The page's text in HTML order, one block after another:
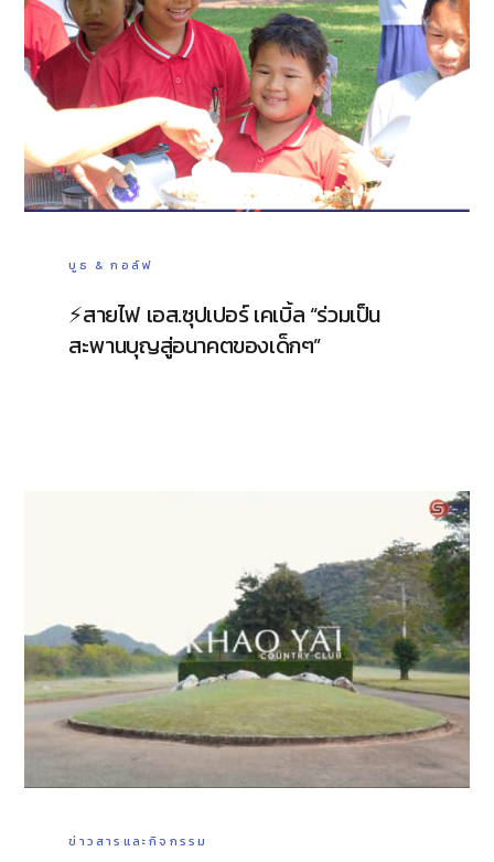
บูธ & กอล์ฟ
⚡️สายไฟ เอส.ซุปเปอร์ เคเบิ้ล “ร่วมเป็น
สะพานบุญสู่อนาคตของเด็กๆ”
ข่าวสารและกิจกรรม